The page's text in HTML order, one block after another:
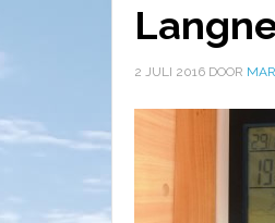
2 JULI 2016 DOOR